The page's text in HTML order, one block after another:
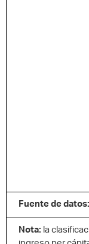
Fuente de datos:
Nota: la